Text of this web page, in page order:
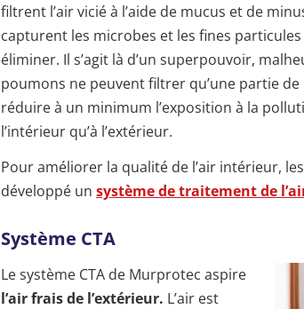
filtrent l’air vicié à l’aide de mucus et de
capturent les microbes et les fines
éliminer. Il s’agit là d’un superpouvoir,
poumons ne peuvent filtrer qu’une partie
réduire à un minimum l’exposition à la
l’intérieur qu’à l’extérieur.
Pour améliorer la qualité de l’air intérieur,
développé un système de traitement de
Système CTA
Le système CTA de Murprotec aspire
l’air frais de l’extérieur. L’air est